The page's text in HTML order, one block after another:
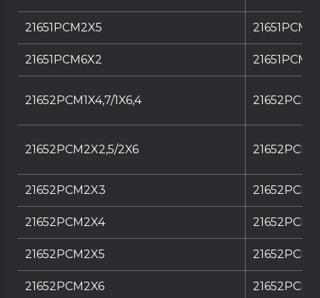
21651PCM2X5
21651PCM6X2
21652PCM1X4,7/1X6,4
21652PCM2X2,5/2X6
21652PCM2X3
21652PCM2X4
21652PCM2X5
21652PCM2X6